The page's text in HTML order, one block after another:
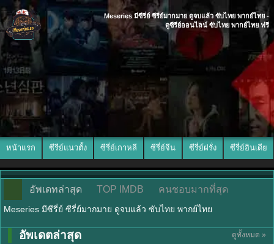
Meseries มีซีรี่ย์ ซีรี่ย์มากมาย ดูจบแล้ว ซับไทย พากย์ไทย -
ดูซีรีย์ออนไลน์ ซับไทย พากย์ไทย ฟรี
หน้าแรก ซีรีย์แนวตั้ง ซีรี่ย์เกาหลี ซีรี่ย์จีน ซีรี่ย์ฝรั่ง ซีรี่ย์อินเดีย
อัพเดทล่าสุด TOP IMDB คนชอบมากที่สุด
Meseries มีซีรี่ย์ ซีรี่ย์มากมาย ดูจบแล้ว ซับไทย พากย์ไทย
อัพเดตล่าสุด ดูทั้งหมด »
ซับไทย
พากย์ไทย/ซับ